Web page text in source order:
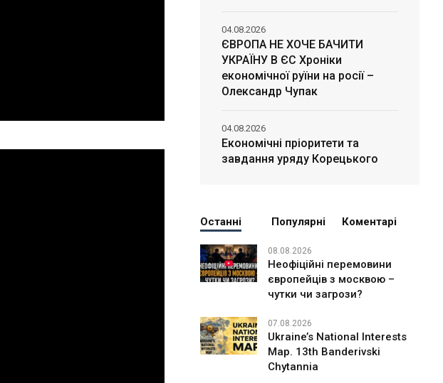
ЄВРОПА НЕ ХОЧЕ БАЧИТИ
УКРАЇНУ В ЄС Хроніки
економічної руїни на росії –
Олександр Чупак
04.08.2026
Економічні пріоритети та
завдання уряду Корецького
04.08.2026
Останні Популярні Коментарі
08.08.2026
Неофіційні перемовини
європейців з москвою –
чутки чи загрози?
07.08.2026
Ukraine’s National Interests
Map. 13th Banderivski
Chytannia